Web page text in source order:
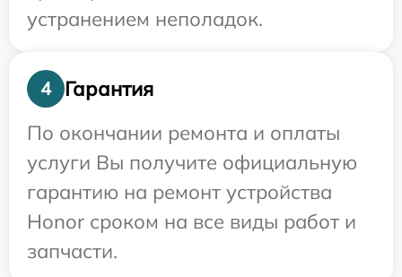
устранением неполадок.
4
Гарантия
По окончании ремонта и оплаты
услуги Вы получите официальную
гарантию на ремонт устройства
Honor сроком на все виды работ и
запчасти.